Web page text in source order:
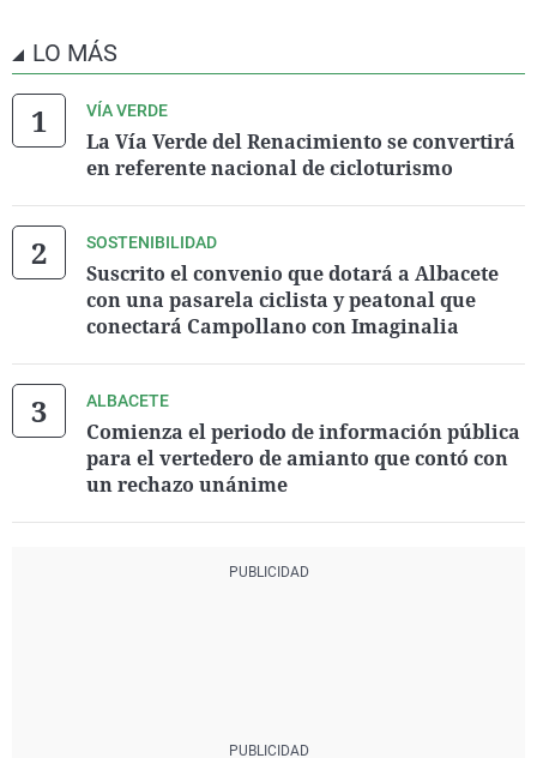
LO MÁS
VÍA VERDE
La Vía Verde del Renacimiento se convertirá
en referente nacional de cicloturismo
SOSTENIBILIDAD
Suscrito el convenio que dotará a Albacete
con una pasarela ciclista y peatonal que
conectará Campollano con Imaginalia
ALBACETE
Comienza el periodo de información pública
para el vertedero de amianto que contó con
un rechazo unánime